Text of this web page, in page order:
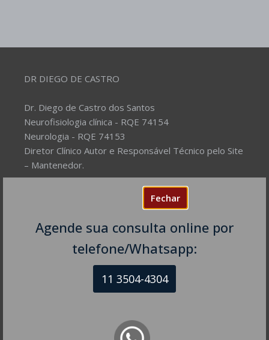
Fechar
Agende sua consulta online por
telefone/Whatsapp:
11 3504-4304
DR DIEGO DE CASTRO
Dr. Diego de Castro dos Santos
Neurofisiologia clínica - RQE 74154
Neurologia - RQE 74153
Diretor Clínico Autor e Responsável Técnico pelo Site
– Mantenedor.
Prover Soluções cada vez mais
completas de forma facilitada para a gestão da saúde
e o bem-estar das pessoas, com excelência,
humanidade e sustentabilidade. Destinado ao
público em geral.
NEUROLOGISTA EM SÃO PAULO – SP
R. Itapeva, 518 - sala 1301